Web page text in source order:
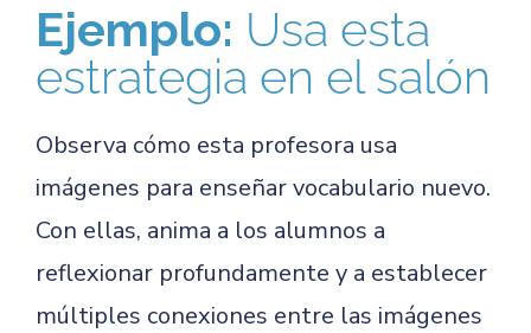
Ejemplo: Usa esta
estrategia en el salón
Observa cómo esta profesora usa
imágenes para enseñar vocabulario nuevo.
Con ellas, anima a los alumnos a
reflexionar profundamente y a establecer
múltiples conexiones entre las imágenes